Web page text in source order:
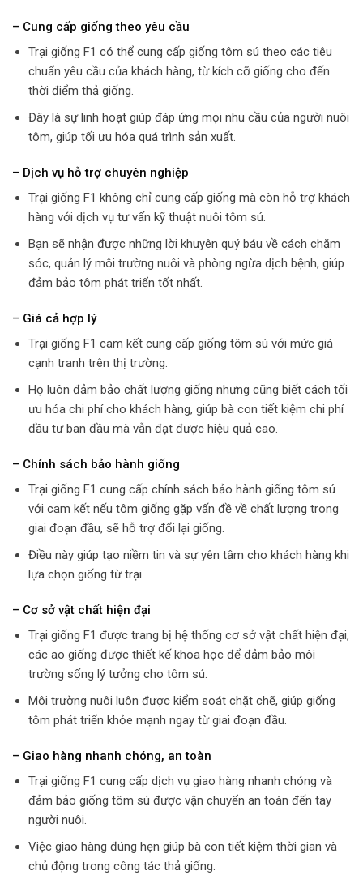
– Cung cấp giống theo yêu cầu
Trại giống F1 có thể cung cấp giống tôm sú theo các tiêu
chuẩn yêu cầu của khách hàng, từ kích cỡ giống cho đến
thời điểm thả giống.
Đây là sự linh hoạt giúp đáp ứng mọi nhu cầu của người nuôi
tôm, giúp tối ưu hóa quá trình sản xuất.
– Dịch vụ hỗ trợ chuyên nghiệp
Trại giống F1 không chỉ cung cấp giống mà còn hỗ trợ khách
hàng với dịch vụ tư vấn kỹ thuật nuôi tôm sú.
Bạn sẽ nhận được những lời khuyên quý báu về cách chăm
sóc, quản lý môi trường nuôi và phòng ngừa dịch bệnh, giúp
đảm bảo tôm phát triển tốt nhất.
– Giá cả hợp lý
Trại giống F1 cam kết cung cấp giống tôm sú với mức giá
cạnh tranh trên thị trường.
Họ luôn đảm bảo chất lượng giống nhưng cũng biết cách tối
ưu hóa chi phí cho khách hàng, giúp bà con tiết kiệm chi phí
đầu tư ban đầu mà vẫn đạt được hiệu quả cao.
– Chính sách bảo hành giống
Trại giống F1 cung cấp chính sách bảo hành giống tôm sú
với cam kết nếu tôm giống gặp vấn đề về chất lượng trong
giai đoạn đầu, sẽ hỗ trợ đổi lại giống.
Điều này giúp tạo niềm tin và sự yên tâm cho khách hàng khi
lựa chọn giống từ trại.
– Cơ sở vật chất hiện đại
Trại giống F1 được trang bị hệ thống cơ sở vật chất hiện đại,
các ao giống được thiết kế khoa học để đảm bảo môi
trường sống lý tưởng cho tôm sú.
Môi trường nuôi luôn được kiểm soát chặt chẽ, giúp giống
tôm phát triển khỏe mạnh ngay từ giai đoạn đầu.
– Giao hàng nhanh chóng, an toàn
Trại giống F1 cung cấp dịch vụ giao hàng nhanh chóng và
đảm bảo giống tôm sú được vận chuyển an toàn đến tay
người nuôi.
Việc giao hàng đúng hẹn giúp bà con tiết kiệm thời gian và
chủ động trong công tác thả giống.